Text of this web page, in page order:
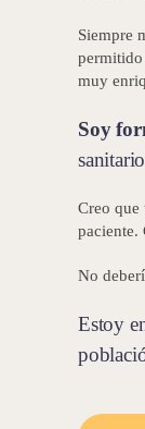
Siempre
permitido
muy
Soy
Creo que
paciente.
No
Estoy